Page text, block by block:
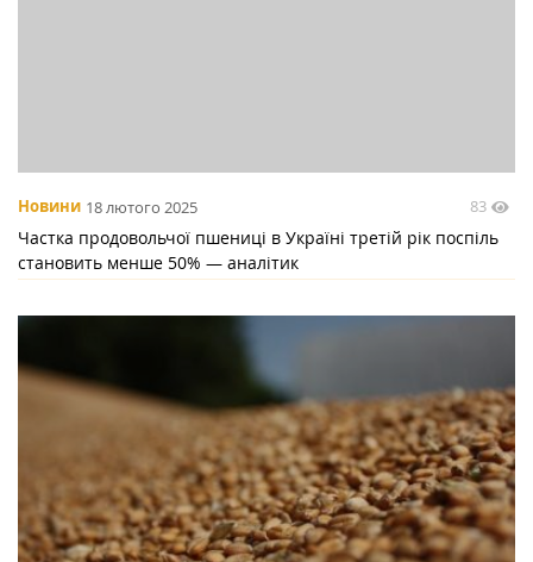
Новини 18 лютого 2025 83
Частка продовольчої пшениці в Україні третій рік поспіль
становить менше 50% — аналітик